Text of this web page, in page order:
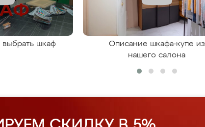
выбрать шкаф
Описание шкафа-купе из
нашего салона